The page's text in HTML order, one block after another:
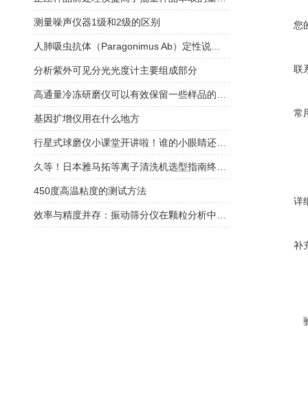
您
联
常
详
补
测量噪声仪器1级和2级的区别
分析紫外可见分光光度计主要组成部分
基因扩增仪用在什么地方
450度高温粘度的测试方法